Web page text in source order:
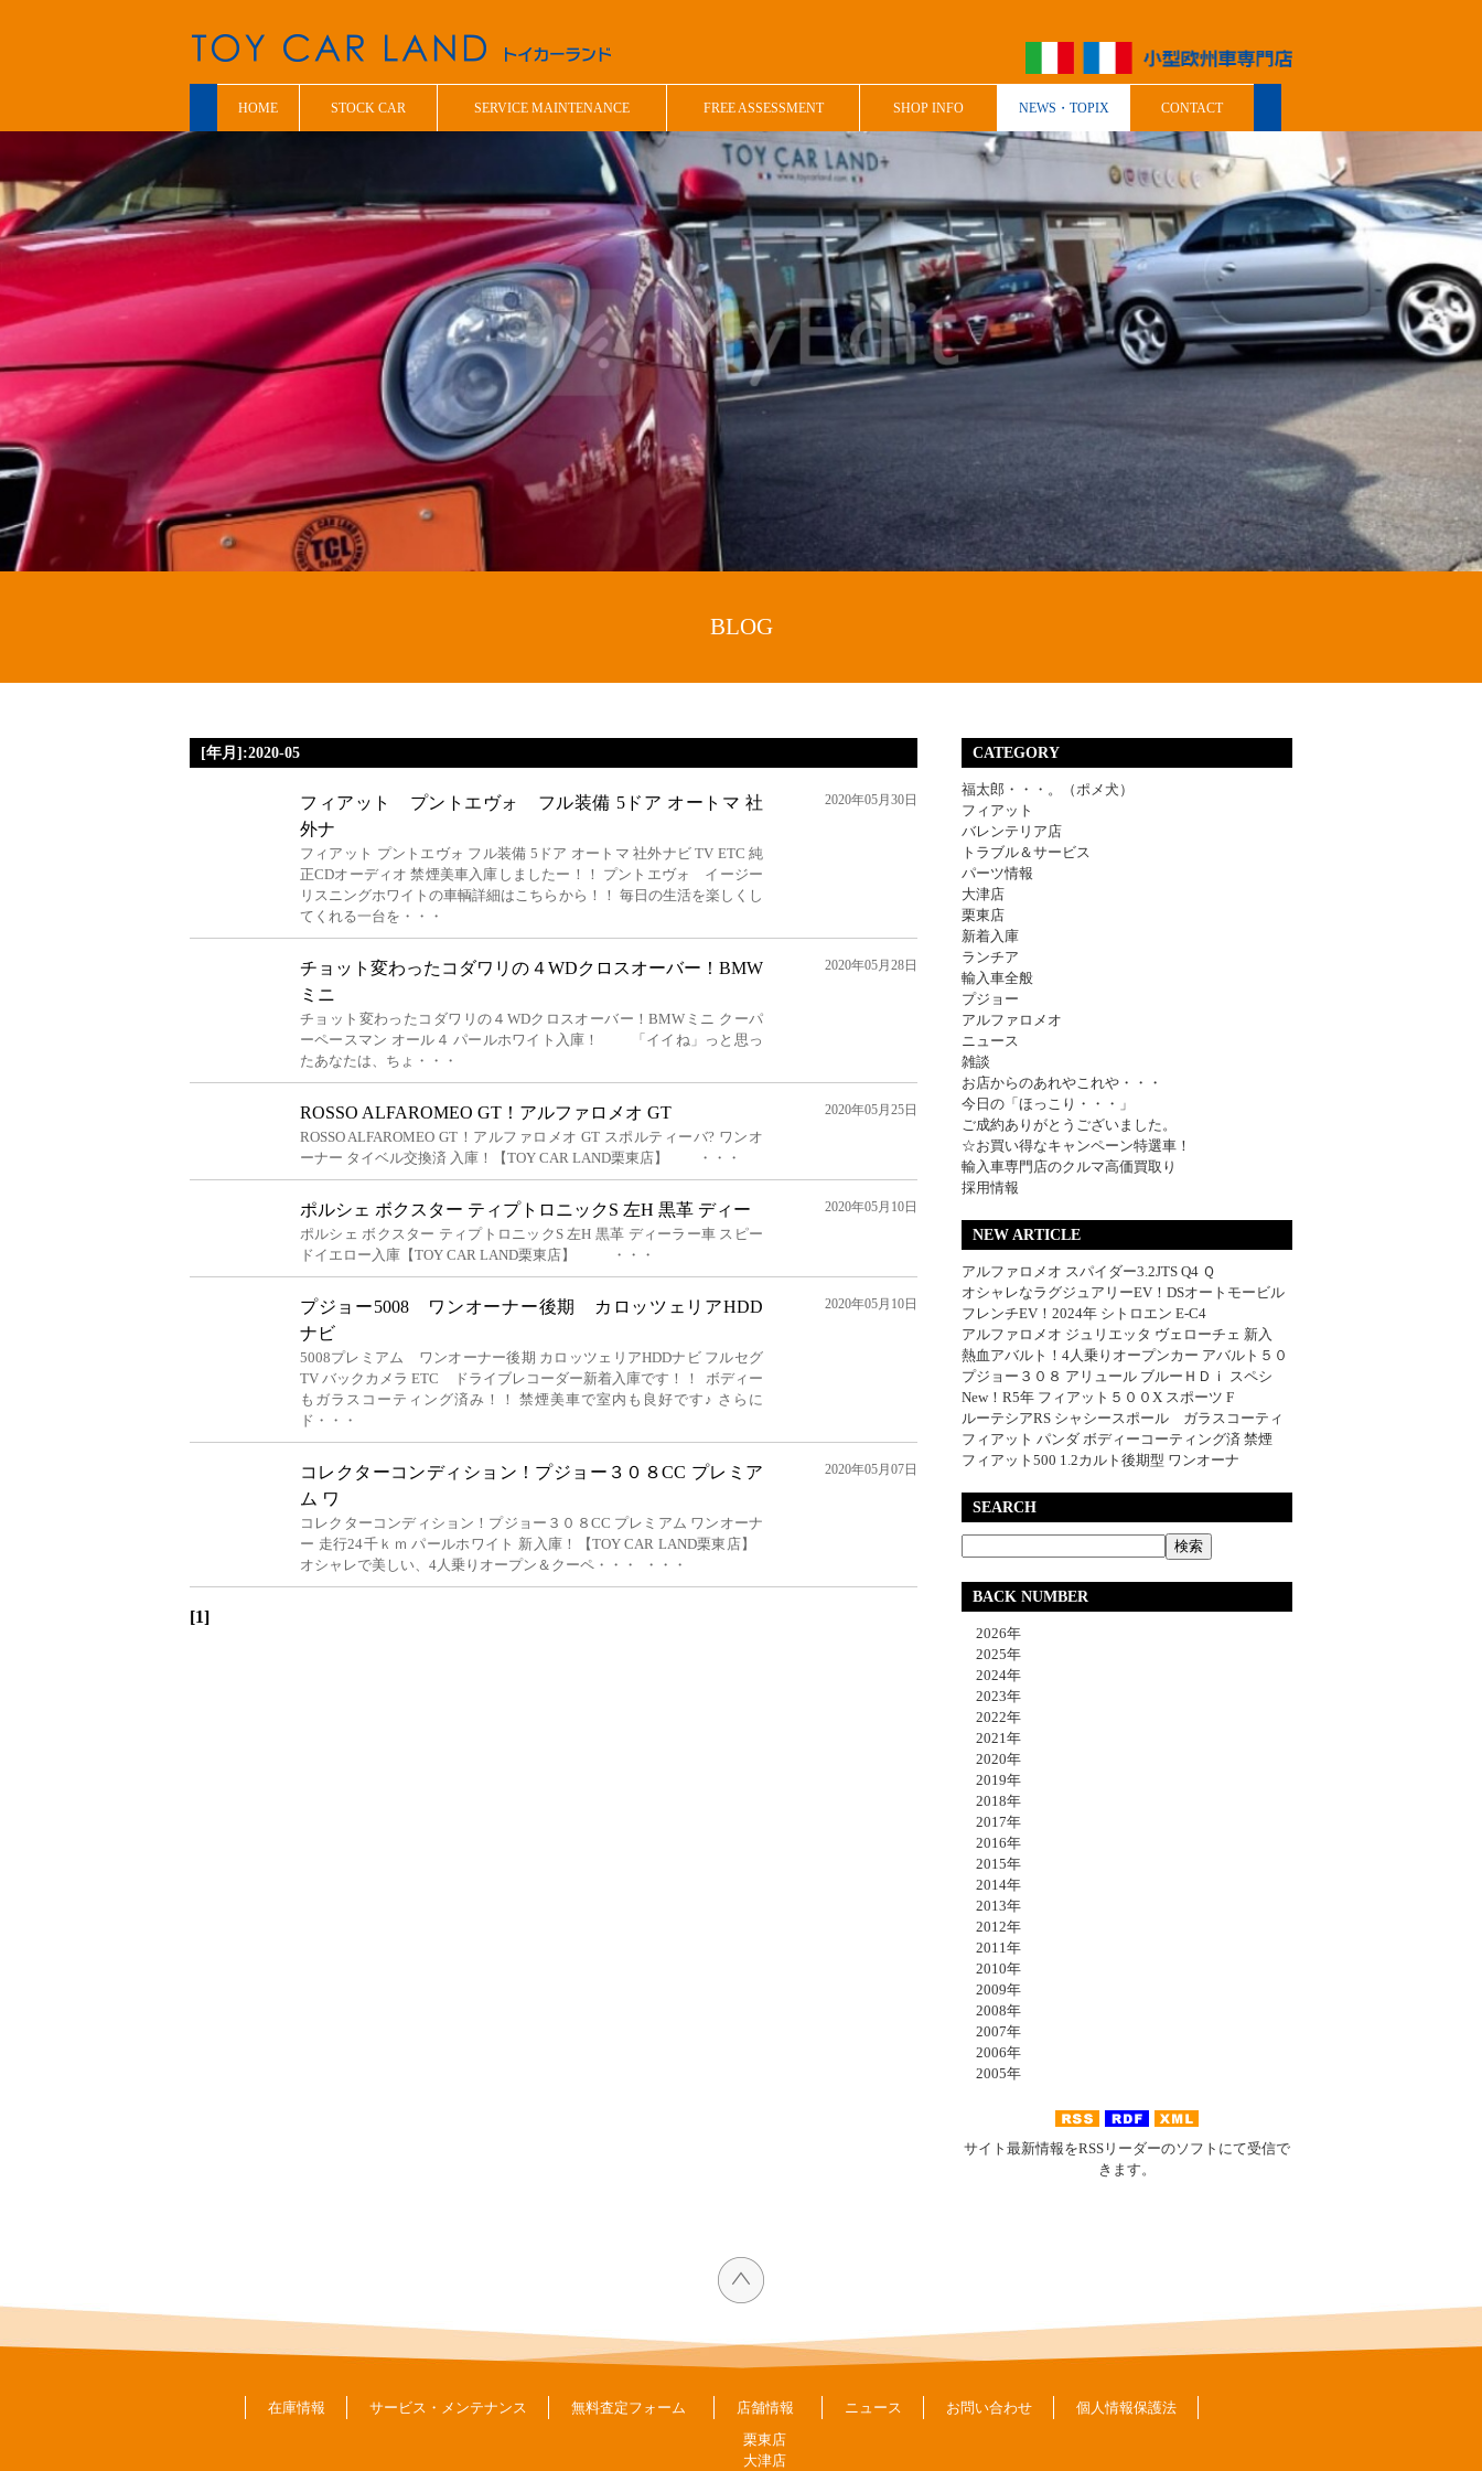
HOME STOCK CAR SERVICE MAINTENANCE FREE ASSESSMENT SHOP INFO NEWS・TOPIX CONTACT
BLOG
[年月]:2020-05
フィアット プントエヴォ フル装備 5ドア オートマ 社
外ナ
フィアット プントエヴォ フル装備 5ドア オートマ 社外ナビ TV ETC 純
正CDオーディオ 禁煙美車入庫しましたー！！ プントエヴォ イージー
リスニングホワイトの車輌詳細はこちらから！！ 毎日の生活を楽しくし
てくれる一台を・・・
2020年05月30日
チョット変わったコダワリの４WDクロスオーバー！BMW
ミニ
チョット変わったコダワリの４WDクロスオーバー！BMWミニ クーパ
ーペースマン オール４ パールホワイト入庫！ 「イイね」っと思っ
たあなたは、ちょ・・・
2020年05月28日
ROSSO ALFAROMEO GT！アルファロメオ GT
ROSSO ALFAROMEO GT！アルファロメオ GT スポルティーバ? ワンオ
ーナー タイベル交換済 入庫！【TOY CAR LAND栗東店】 ・・・
2020年05月25日
ポルシェ ボクスター ティプトロニックS 左H 黒革 ディー
ポルシェ ボクスター ティプトロニックS 左H 黒革 ディーラー車 スピー
ドイエロー入庫【TOY CAR LAND栗東店】 ・・・
2020年05月10日
プジョー5008 ワンオーナー後期 カロッツェリアHDD
ナビ
5008プレミアム ワンオーナー後期 カロッツェリアHDDナビ フルセグ
TV バックカメラ ETC ドライブレコーダー新着入庫です！！ ボディー
もガラスコーティング済み！！ 禁煙美車で室内も良好です♪ さらに
ド・・・
2020年05月10日
コレクターコンディション！プジョー３０８CC プレミア
ム ワ
コレクターコンディション！プジョー３０８CC プレミアム ワンオーナ
ー 走行24千ｋｍ パールホワイト 新入庫！【TOY CAR LAND栗東店】
オシャレで美しい、4人乗りオープン＆クーペ・・・ ・・・
2020年05月07日
[1]
CATEGORY
福太郎・・・。（ポメ犬）
フィアット
バレンテリア店
トラブル＆サービス
パーツ情報
大津店
栗東店
新着入庫
ランチア
輸入車全般
プジョー
アルファロメオ
ニュース
雑談
お店からのあれやこれや・・・
今日の「ほっこり・・・」
ご成約ありがとうございました。
☆お買い得なキャンペーン特選車！
輸入車専門店のクルマ高価買取り
採用情報
NEW ARTICLE
アルファロメオ スパイダー3.2JTS Q4 Ｑ
オシャレなラグジュアリーEV！DSオートモービル
フレンチEV！2024年 シトロエン E-C4
アルファロメオ ジュリエッタ ヴェローチェ 新入
熱血アバルト！4人乗りオープンカー アバルト５０
プジョー３０８ アリュール ブルーＨＤｉ スペシ
New！R5年 フィアット５００X スポーツ F
ルーテシアRS シャシースポール ガラスコーティ
フィアット パンダ ボディーコーティング済 禁煙
フィアット500 1.2カルト後期型 ワンオーナ
SEARCH
BACK NUMBER
2026年
2025年
2024年
2023年
2022年
2021年
2020年
2019年
2018年
2017年
2016年
2015年
2014年
2013年
2012年
2011年
2010年
2009年
2008年
2007年
2006年
2005年
サイト最新情報をRSSリーダーのソフトにて受信で
きます。
在庫情報 サービス・メンテナンス 無料査定フォーム
店舗情報
栗東店
大津店
ニュース お問い合わせ 個人情報保護法